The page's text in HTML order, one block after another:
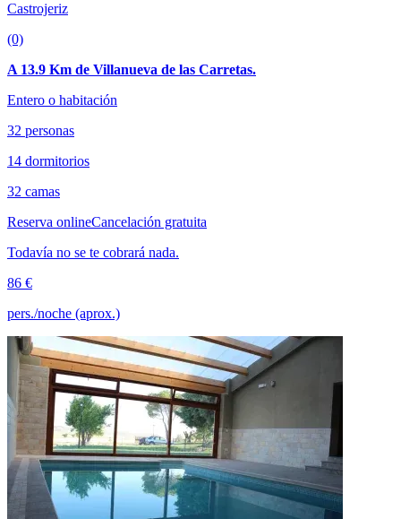
Castrojeriz
(0)
A 13.9 Km de Villanueva de las Carretas.
Entero o habitación
32 personas
14 dormitorios
32 camas
Reserva onlineCancelación gratuita
Todavía no se te cobrará nada.
86 €
pers./noche (aprox.)